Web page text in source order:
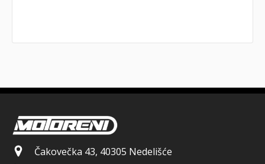
Čakovečka 43, 40305 Nedelišće